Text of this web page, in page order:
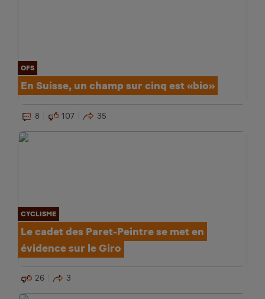
OFS
En Suisse, un champ sur cinq est «bio»
8 107 35
CYCLISME
Le cadet des Paret-Peintre se met en
évidence sur le Giro
26 3